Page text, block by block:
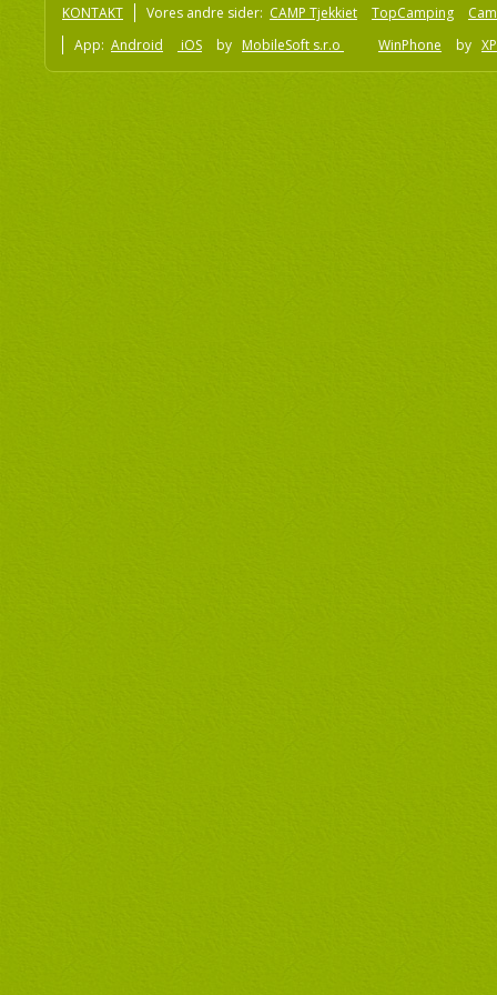
KONTAKT Vores andre sider: CAMP Tjekkiet TopCamping
App: Android iOS by MobileSoft s.r.o WinPhone by